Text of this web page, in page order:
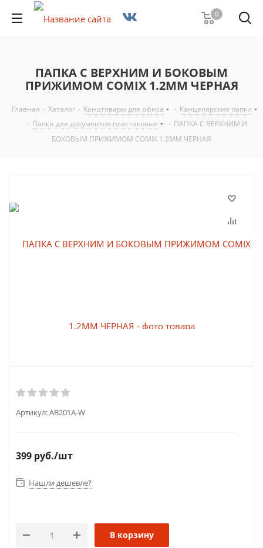
0
ПАПКА С ВЕРХНИМ И БОКОВЫМ
ПРИЖИМОМ COMIX 1.2ММ ЧЕРНАЯ
Главная - Каталог - Канцтовары для офиса - Канцелярские папки
- Папки для документов пластиковые - ПАПКА С ВЕРХНИМ И
БОКОВЫМ ПРИЖИМОМ COMIX 1.2ММ ЧЕРНАЯ
Артикул:AB201A-W
399 руб./шт
Нашли дешевле?
В корзину